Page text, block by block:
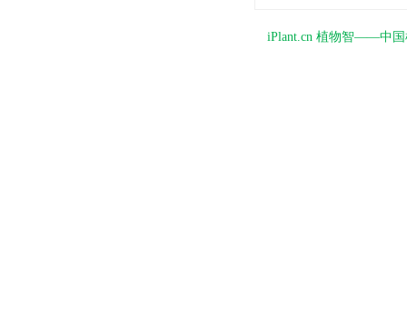
iPlant.cn 植物智——中国